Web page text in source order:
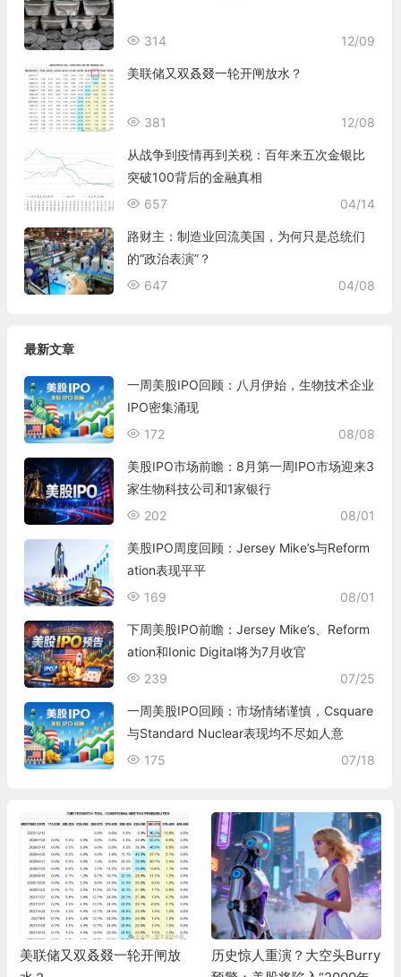
12/09
314
美联储又双叒叕一轮开闸放水？
12/08
381
从战争到疫情再到关税：百年来五次金银比
突破100背后的金融真相
04/14
657
路财主：制造业回流美国，为何只是总统们
的“政治表演”？
04/08
647
最新文章
一周美股IPO回顾：八月伊始，生物技术企业
IPO密集涌现
08/08
172
美股IPO市场前瞻：8月第一周IPO市场迎来3
家生物科技公司和1家银行
08/01
202
美股IPO周度回顾：Jersey Mike’s与Reform
ation表现平平
08/01
169
下周美股IPO前瞻：Jersey Mike’s、Reform
ation和Ionic Digital将为7月收官
07/25
239
一周美股IPO回顾：市场情绪谨慎，Csquare
与Standard Nuclear表现均不尽如人意
07/18
175
美联储又双叒叕一轮开闸放
历史惊人重演？大空头Burry